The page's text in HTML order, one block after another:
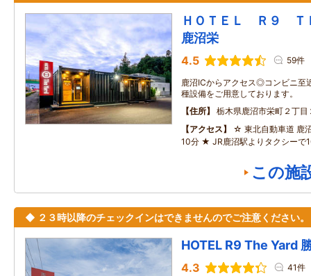
ＨＯＴＥＬ Ｒ９
鹿沼栄
4.5 59件
鹿沼ICからアクセス◎コンビニ至
種設備をご用意しております。
住所
栃木県鹿沼市栄町２丁目
アクセス
☆ 東北自動車道 鹿
10分 ★ JR鹿沼駅よりタクシー
この施
◆ ２３時以降のチェックインはできませんのでご注意ください。
HOTEL R9 The Yard
4.3 41件